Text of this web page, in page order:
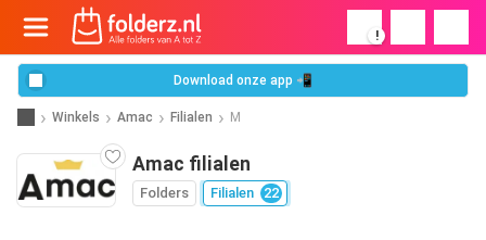
!
Download onze app 📲
Winkels Amac Filialen M
Amac filialen
Folders Filialen 22